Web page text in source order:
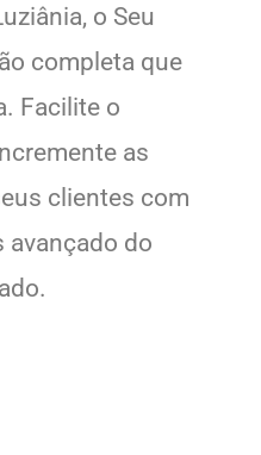
o Seu
completa que
Facilite o
as
clientes com
avançado do